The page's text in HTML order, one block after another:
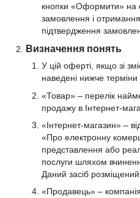
кнопки «Оформити» на
замовлення і
підтвердження
Визначення понять
У цій оферті, якщо зі
наведені нижче
«Товар» – перелік
продажу в Інтернет-
«Інтернет-магазин» –
«Про електронну
представлення або
послуги шляхом
Даний засіб
«Продавець» –